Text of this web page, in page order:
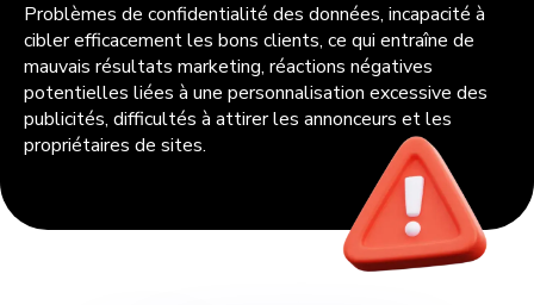
Problèmes de confidentialité des données, incapacité à
cibler efficacement les bons clients, ce qui entraîne de
mauvais résultats marketing, réactions négatives
potentielles liées à une personnalisation excessive des
publicités, difficultés à attirer les annonceurs et les
propriétaires de sites.